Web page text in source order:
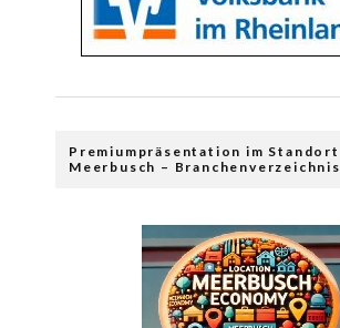
Premiumpräsentation im Standort
Meerbusch – Branchenverzeichnis